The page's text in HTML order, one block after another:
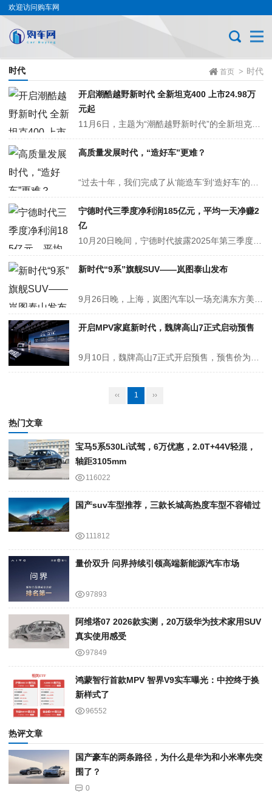
欢迎访问购车网
首页 > 时代
时代
开启潮酷越野新时代 全新坦克400 上市24.98万
元起
高质量发展时代，“造好车”更难？
宁德时代三季度净利润185亿元，平均一天净赚2
亿
新时代“9系”旗舰SUV——岚图泰山发布
开启MPV家庭新时代，魏牌高山7正式启动预售
‹‹ 1 ››
热门文章
宝马5系530Li试驾，6万优惠，2.0T+44V轻混，
轴距3105mm
116022
国产suv车型推荐，三款长城高热度车型不容错过
111812
量价双升 问界持续引领高端新能源汽车市场
97893
阿维塔07 2026款实测，20万级华为技术家用SUV
真实使用感受
97849
鸿蒙智行首款MPV 智界V9实车曝光：中控终于换
新样式了
96552
热评文章
国产豪车的两条路径，为什么是华为和小米率先突
围了？
0